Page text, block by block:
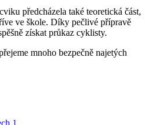
předcházela také teoretická část,
ve škole. Díky pečlivé přípravě
získat průkaz cyklisty.
mnoho bezpečně najetých